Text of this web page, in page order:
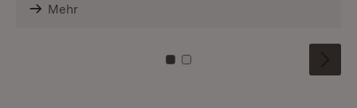
Mehr
Zu Kachel: 0
Zu Kachel: 1